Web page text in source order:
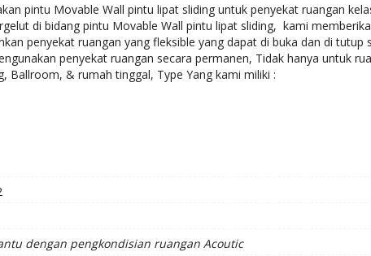
pintu Movable Wall pintu lipat sliding untuk penyekat ruangan
di bidang pintu Movable Wall pintu lipat sliding, kami
penyekat ruangan yang fleksible yang dapat di buka dan di tutup
penyekat ruangan secara permanen, Tidak hanya untuk
Ballroom, & rumah tinggal, Type Yang kami miliki :
dengan pengkondisian ruangan Acoutic